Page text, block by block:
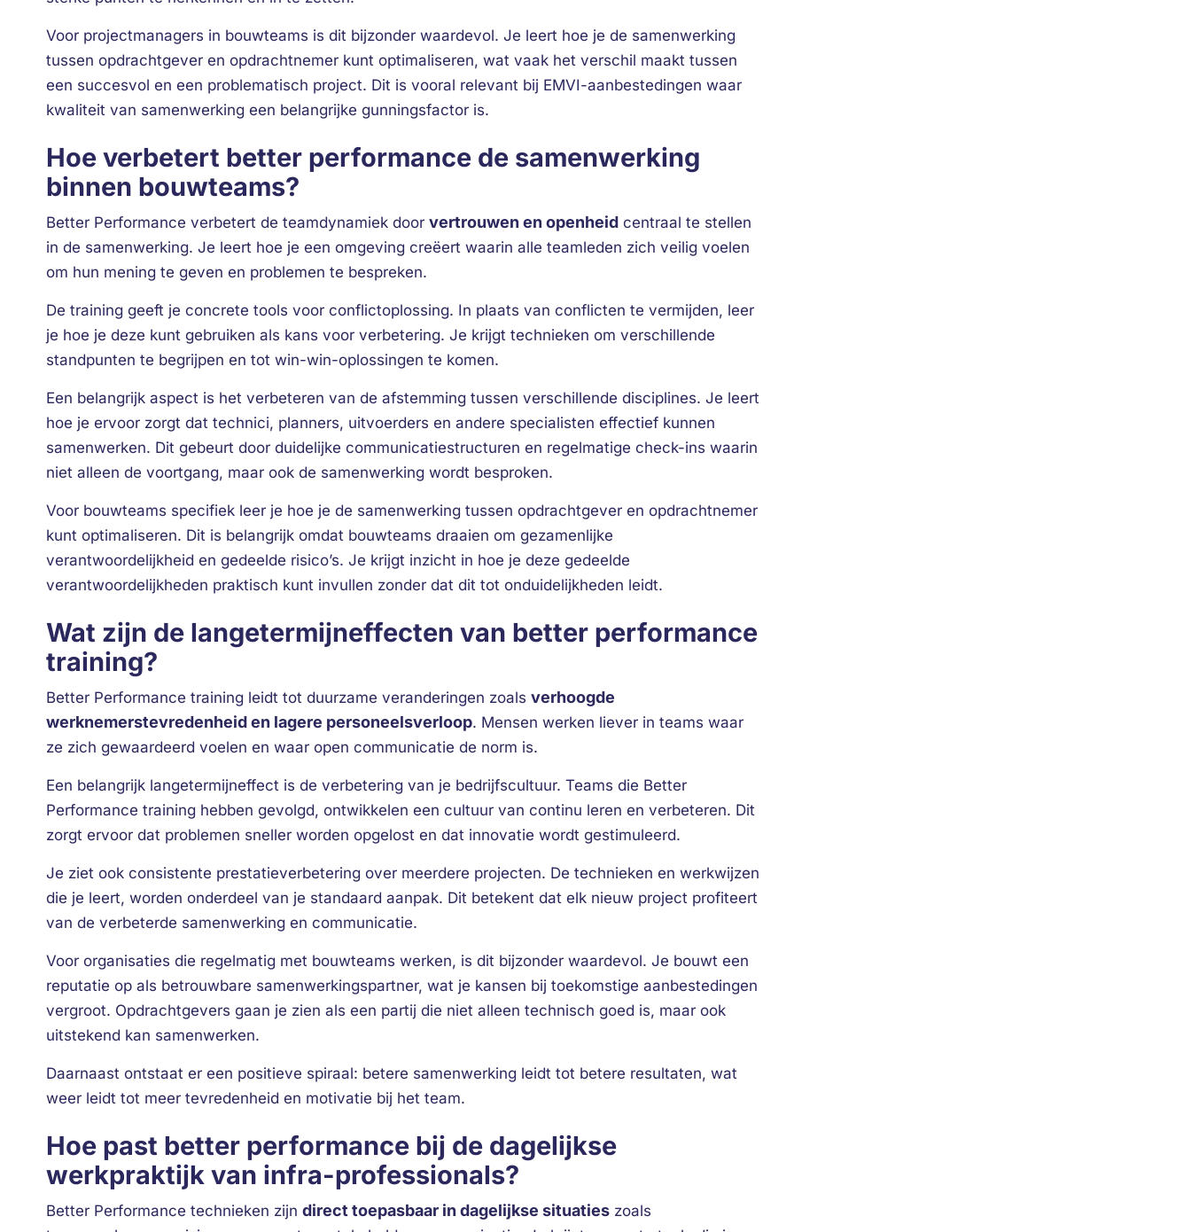
Voor projectmanagers in bouwteams is dit bijzonder waardevol. Je leert hoe je de samenwerking
tussen opdrachtgever en opdrachtnemer kunt optimaliseren, wat vaak het verschil maakt tussen
een succesvol en een problematisch project. Dit is vooral relevant bij EMVI-aanbestedingen waar
kwaliteit van samenwerking een belangrijke gunningsfactor is.
Hoe verbetert better performance de samenwerking
binnen bouwteams?
Better Performance verbetert de teamdynamiek door vertrouwen en openheid centraal te stellen
in de samenwerking. Je leert hoe je een omgeving creëert waarin alle teamleden zich veilig voelen
om hun mening te geven en problemen te bespreken.
De training geeft je concrete tools voor conflictoplossing. In plaats van conflicten te vermijden, leer
je hoe je deze kunt gebruiken als kans voor verbetering. Je krijgt technieken om verschillende
standpunten te begrijpen en tot win-win-oplossingen te komen.
Een belangrijk aspect is het verbeteren van de afstemming tussen verschillende disciplines. Je leert
hoe je ervoor zorgt dat technici, planners, uitvoerders en andere specialisten effectief kunnen
samenwerken. Dit gebeurt door duidelijke communicatiestructuren en regelmatige check-ins waarin
niet alleen de voortgang, maar ook de samenwerking wordt besproken.
Voor bouwteams specifiek leer je hoe je de samenwerking tussen opdrachtgever en opdrachtnemer
kunt optimaliseren. Dit is belangrijk omdat bouwteams draaien om gezamenlijke
verantwoordelijkheid en gedeelde risico’s. Je krijgt inzicht in hoe je deze gedeelde
verantwoordelijkheden praktisch kunt invullen zonder dat dit tot onduidelijkheden leidt.
Wat zijn de langetermijneffecten van better performance
training?
Better Performance training leidt tot duurzame veranderingen zoals verhoogde
werknemerstevredenheid en lagere personeelsverloop. Mensen werken liever in teams waar
ze zich gewaardeerd voelen en waar open communicatie de norm is.
Een belangrijk langetermijneffect is de verbetering van je bedrijfscultuur. Teams die Better
Performance training hebben gevolgd, ontwikkelen een cultuur van continu leren en verbeteren. Dit
zorgt ervoor dat problemen sneller worden opgelost en dat innovatie wordt gestimuleerd.
Je ziet ook consistente prestatieverbetering over meerdere projecten. De technieken en werkwijzen
die je leert, worden onderdeel van je standaard aanpak. Dit betekent dat elk nieuw project profiteert
van de verbeterde samenwerking en communicatie.
Voor organisaties die regelmatig met bouwteams werken, is dit bijzonder waardevol. Je bouwt een
reputatie op als betrouwbare samenwerkingspartner, wat je kansen bij toekomstige aanbestedingen
vergroot. Opdrachtgevers gaan je zien als een partij die niet alleen technisch goed is, maar ook
uitstekend kan samenwerken.
Daarnaast ontstaat er een positieve spiraal: betere samenwerking leidt tot betere resultaten, wat
weer leidt tot meer tevredenheid en motivatie bij het team.
Hoe past better performance bij de dagelijkse
werkpraktijk van infra-professionals?
Better Performance technieken zijn direct toepasbaar in dagelijkse situaties zoals